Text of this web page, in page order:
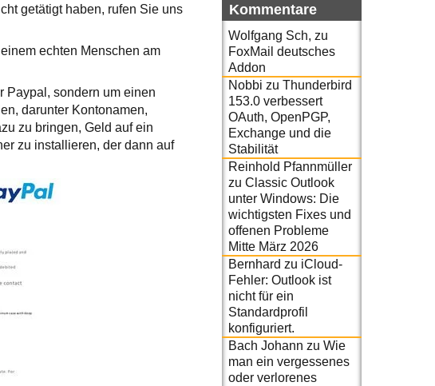
getätigt haben, rufen Sie uns
echten Menschen am
Paypal, sondern um einen
darunter Kontonamen,
zu bringen, Geld auf ein
zu installieren, der dann auf
Kommentare
Wolfgang Sch, zu
FoxMail deutsches
Addon
Nobbi zu Thunderbird
153.0 verbessert
OAuth, OpenPGP,
Exchange und die
Stabilität
Reinhold Pfannmüller
zu Classic Outlook
unter Windows: Die
wichtigsten Fixes und
offenen Probleme
Mitte März 2026
Bernhard zu iCloud-
Fehler: Outlook ist
nicht für ein
Standardprofil
konfiguriert.
Bach Johann zu Wie
man ein vergessenes
oder verlorenes